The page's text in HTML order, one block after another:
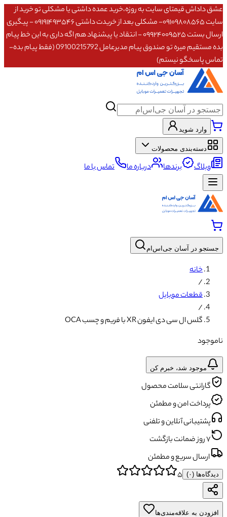
عشق داداش قیمتای سایت به روزه،خرید عمده داشتی یا مشکلی تو خرید از
سایت ۰۹۱۰۹۸۰۸۵۶۵- مشکلی بعد از خریدت داشتی ۰۹۱۹۱۴۹۳۵۴۶ - پیگیری
ارسال بستت ۰۹۹۲۴۰۰۹۵۲۵ - انتقاد یا پیشنهاد هم اگه داری به این خط پیام
بده مستقیم میره تو صندوق پیام مدیرعامل 09100215792 (فقط پیام بده-
تماس پاسخگو نیستم)
وارد شوید
دسته‌بندی محصولات
وبلاگ برندها درباره ما تماس با ما
جستجو در آسان جی‌اس‌ام
خانه
/
قطعات موبایل
/
گلس ال سی دی ایفون XR با فریم و چسب OCA
ناموجود
موجود شد، خبرم کن
گارانتی سلامت محصول
پرداخت امن و مطمئن
پشتیبانی آنلاین و تلفنی
۷ روز ضمانت بازگشت
ارسال سریع و مطمئن
دیدگاه‌ها (۰) ۵
افزودن به علاقه‌مندی‌ها